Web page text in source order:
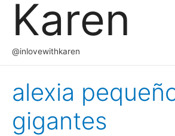
Karen
@inlovewithkaren
alexia
gigantes